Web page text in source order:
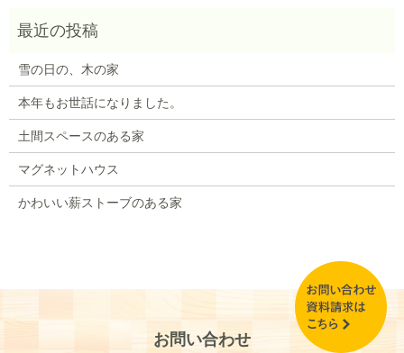
雪の日の、木の家
本年もお世話になりました。
土間スペースのある家
マグネットハウス
かわいい薪ストーブのある家
お問い合わせ